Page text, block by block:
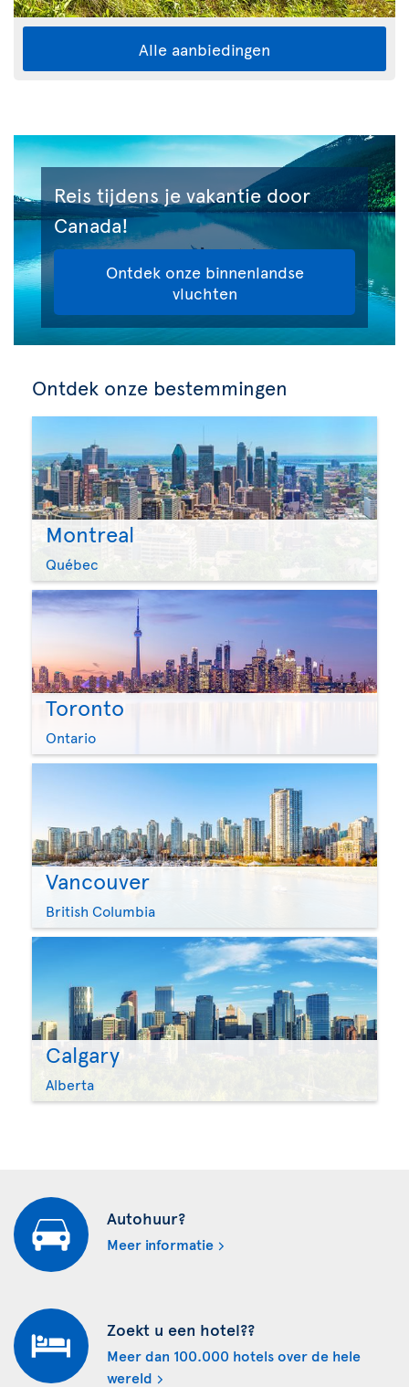
Alle aanbiedingen
Reis tijdens je vakantie door
Canada!
Ontdek onze binnenlandse
vluchten
Ontdek onze bestemmingen
Montreal
Québec
Toronto
Ontario
Vancouver
British Columbia
Calgary
Alberta
Autohuur?
Meer informatie
Zoekt u een hotel??
Meer dan 100.000 hotels over de hele
wereld